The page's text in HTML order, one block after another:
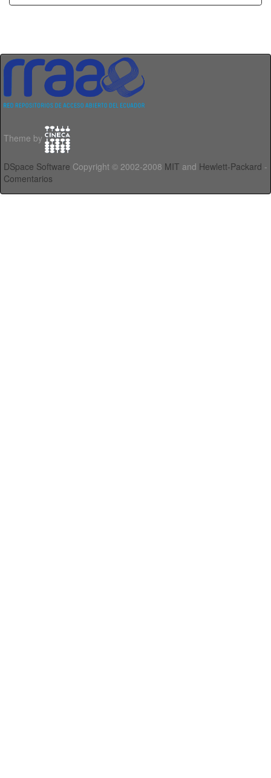
Theme by
DSpace Software Copyright © 2002-2008 MIT and Hewlett-Packard -
Comentarios